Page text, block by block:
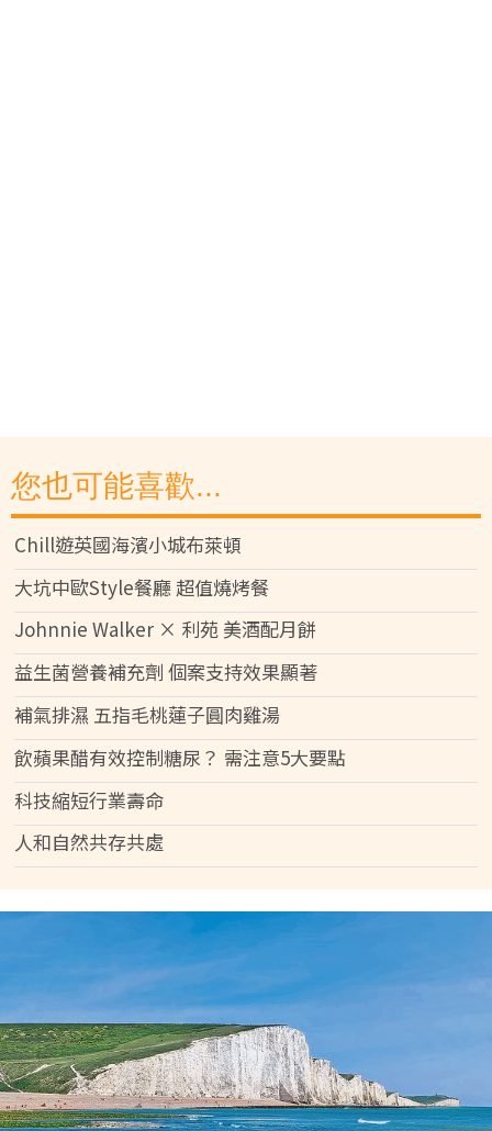
您也可能喜歡...
Chill遊英國海濱小城布萊頓
大坑中歐Style餐廳 超值燒烤餐
Johnnie Walker × 利苑 美酒配月餅
益生菌營養補充劑 個案支持效果顯著
補氣排濕 五指毛桃蓮子圓肉雞湯
飲蘋果醋有效控制糖尿？ 需注意5大要點
科技縮短行業壽命
人和自然共存共處